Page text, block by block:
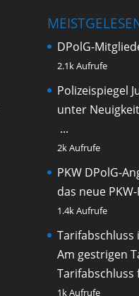
DPolG-
2.1k Aufrufe
Polizeispiegel
unter
...
2k Aufrufe
PKW DPolG-
das neue
1.4k Aufrufe
Am gestrigen
Tarifabschluss
1k Aufrufe